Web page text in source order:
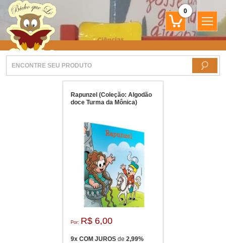
0
Rapunzel (Coleção: Algodão
doce Turma da Mônica)
Por: R$ 6,00
9x COM JUROS de 2,99%